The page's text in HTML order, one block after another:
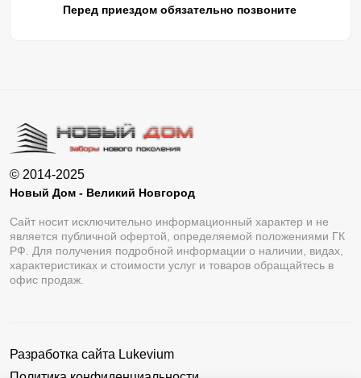
Перед приездом обязательно позвоните
© 2014-2025
Новый Дом - Великий Новгород
Сайт носит исключительно информационный характер и не
является публичной офертой, определяемой положениями ГК
РФ. Для получения подробной информации о наличии, видах,
характеристиках и стоимости услуг и товаров обращайтесь в
офис продаж.
Разработка сайта Lukevium